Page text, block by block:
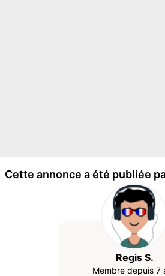
Cette annonce a été publiée
Regis S.
Membre depuis 7